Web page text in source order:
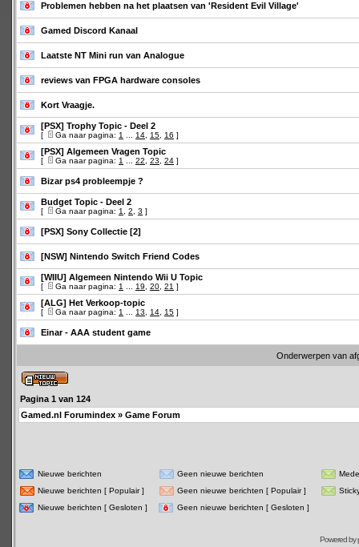
Problemen hebben na het plaatsen van 'Resident Evil Village'
Gamed Discord Kanaal
Laatste NT Mini run van Analogue
reviews van FPGA hardware consoles
Kort Vraagje.
[PSX] Trophy Topic - Deel 2
[ Ga naar pagina: 1 14 15 16 ]
[PSX] Algemeen Vragen Topic
[ Ga naar pagina: 1 22 23 24 ]
Bizar ps4 probleempje ?
Budget Topic - Deel 2
[ Ga naar pagina: 1 2 3 ]
[PSX] Sony Collectie [2]
[NSW] Nintendo Switch Friend Codes
[WIIU] Algemeen Nintendo Wii U Topic
[ Ga naar pagina: 1 19 20 21 ]
[ALG] Het Verkoop-topic
[ Ga naar pagina: 1 13 14 15 ]
Einar - AAA student game
Onderwerpen van
Pagina 1 van 124
Gamed.nl Forumindex » Game Forum
Nieuwe berichten Geen nieuwe berichten
Nieuwe berichten [ Populair ]
Geen nieuwe berichten [ Populair ]
Nieuwe berichten [ Gesloten ]
Geen nieuwe berichten [ Gesloten ]
Powered by